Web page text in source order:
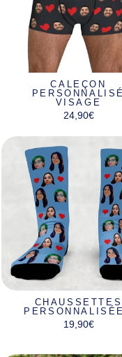
CALEÇON
PERSONNALISÉ
VISAGE
24,90€
CHAUSSETTES
19,90€